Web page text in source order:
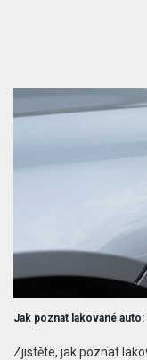
Jak poznat lakované
Zjistěte, jak poznat